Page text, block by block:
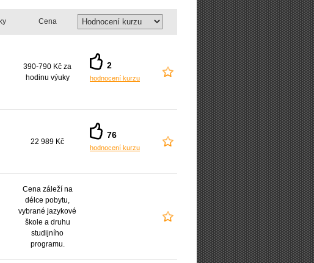
Cena
390-790 Kč za
hodinu výuky
2
hodnocení kurzu
22 989 Kč
76
hodnocení kurzu
Cena záleží na
délce pobytu,
vybrané jazykové
škole a druhu
studijního
programu.